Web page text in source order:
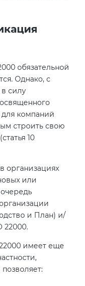
обязательной
Однако, с
силу
компаний
строить свою
10
организациях
или
и План) и/
22000.
имеет еще